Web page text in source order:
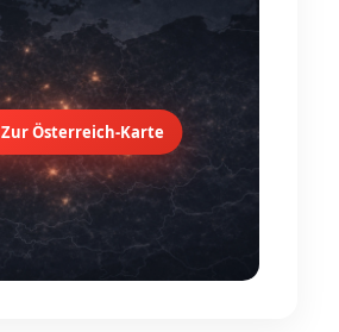
Zur Österreich-Karte